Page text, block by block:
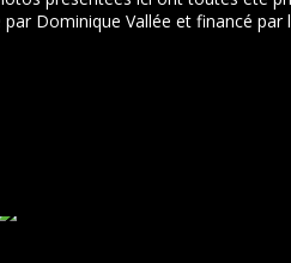
par Dominique Vallée et financé par